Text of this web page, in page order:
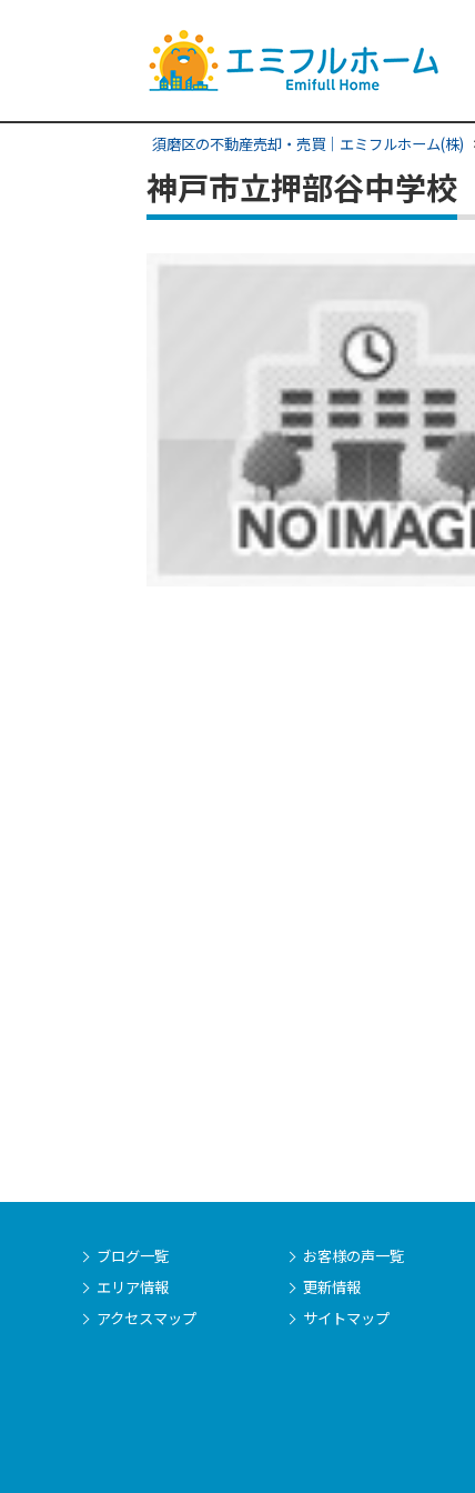
須磨区の不動産売却・売買｜エミフルホーム(株)
神戸市立押部谷中学校
ブログ一覧
エリア情報
アクセスマップ
お客様の声一覧
更新情報
サイトマップ